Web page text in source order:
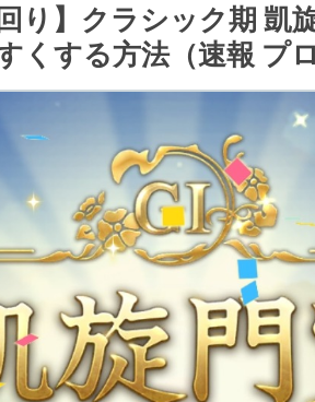
り】クラシック期 凱
くする方法（速報 プロ